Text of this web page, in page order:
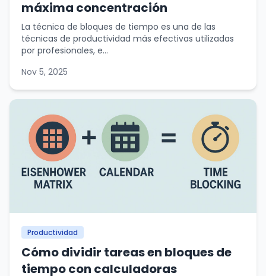
máxima concentración
La técnica de bloques de tiempo es una de las
técnicas de productividad más efectivas utilizadas
por profesionales, e...
Nov 5, 2025
Productividad
Cómo dividir tareas en bloques de
tiempo con calculadoras